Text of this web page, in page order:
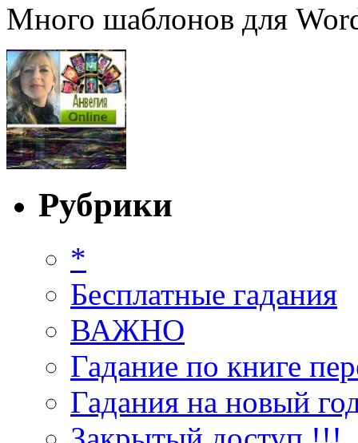
Много шаблонов для
Рубрики
*
Бесплатные гадания
ВАЖНО
Гадание по книге
Гадания на новый